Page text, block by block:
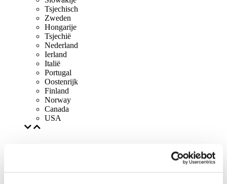
Tsjechisch
Zweden
Hongarije
Tsjechië
Nederland
Ierland
Italië
Portugal
Oostenrijk
Finland
Norway
Canada
USA